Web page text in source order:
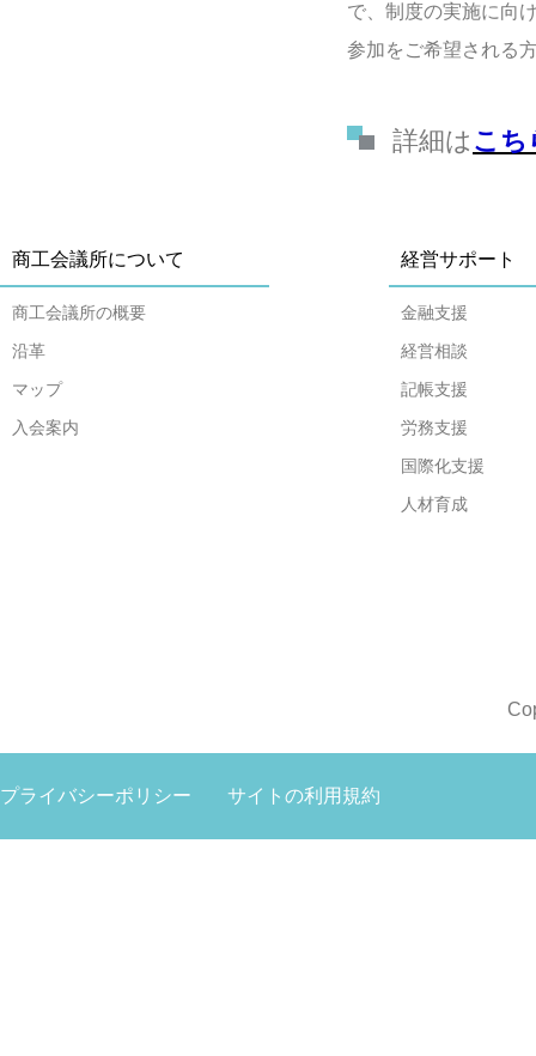
で、制度の実施に向
参加をご希望される
詳細は こち
商工会議所について
商工会議所の概要
沿革
マップ
入会案内
経営サポート
金融支援
経営相談
記帳支援
労務支援
国際化支援
人材育成
プライバシーポリシー サイトの利用規約